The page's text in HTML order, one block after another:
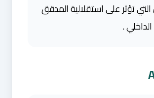
تؤثر على استقلالية المدقق
.